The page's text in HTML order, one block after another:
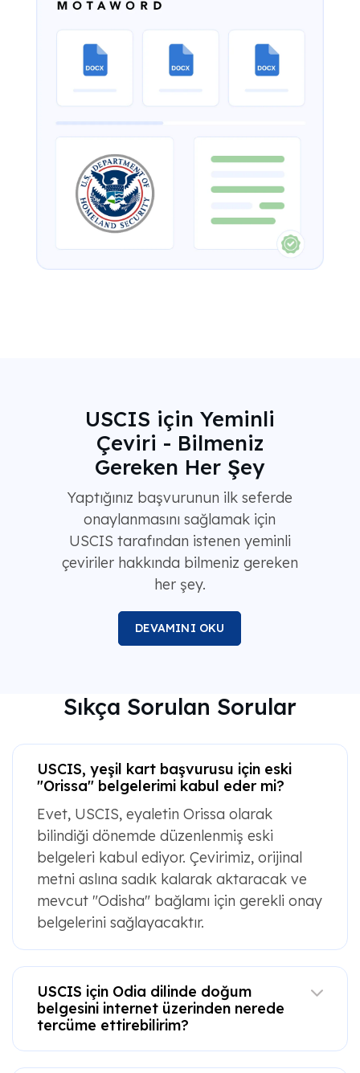
USCIS için Yeminli
Çeviri - Bilmeniz
Gereken Her Şey
Yaptığınız başvurunun ilk seferde
onaylanmasını sağlamak için
USCIS tarafından istenen yeminli
çeviriler hakkında bilmeniz gereken
her şey.
DEVAMINI OKU
Sıkça Sorulan Sorular
USCIS, yeşil kart başvurusu için eski
"Orissa" belgelerimi kabul eder mi?
Evet, USCIS, eyaletin Orissa olarak
bilindiği dönemde düzenlenmiş eski
belgeleri kabul ediyor. Çevirimiz, orijinal
metni aslına sadık kalarak aktaracak ve
mevcut "Odisha" bağlamı için gerekli onay
belgelerini sağlayacaktır.
USCIS için Odia dilinde doğum
belgesini internet üzerinden nerede
tercüme ettirebilirim?